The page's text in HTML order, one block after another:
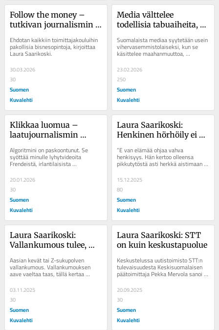
Follow the money –
tutkivan journalismin
journalismia itseään
Ehdotan kaikkiin toimittajakouluihin
pakollisia bisnesopintoja, kirjoittaa
Laura Saarikoski.
30.03.2026
30
Suomen
Kuvalehti
Media välttelee
todellisia tabuaiheita,
ei ole yksi niistä
Suomalaista mediaa syytetään usein
vihervasemmistolaiseksi, kun se
käsittelee maahanmuuttoa,
suaalivähemmistöjä. Logiikka...
23.02.2026
250
Suomen
Kuvalehti
Klikkaa luomua –
laatujournalismin
erottautua
tekoälytauhkasta
Algoritmini on paskoontunut. Se
syöttää minulle lyhytvideoita
Frendeistä, irlantilaisista
steppaajista ja intialaisista standup-
koomikoista, koska...
20.01.2026
30
Suomen
Kuvalehti
Laura Saarikoski:
Henkinen hörhöily ei
”E van elämää ohjaa vahva
henkisyys. Hän kertoo olleensa
pikkutytöstä asti herkkä aistimaan
energioita ja avoin näkymättömälle...
15.12.2025
80
Suomen
Kuvalehti
Laura Saarikoski:
Vallankumous tulee,
kertaa hyvä vai huono?
Aasian kevät tai Z-sukupolven
vallanku­mous. Vallankumouksen
aave vaeltaa taas, tällä kertaa
Aasian halki. Protestit ovat
levinneet...
03.11.2025
30
Suomen
Kuvalehti
Laura Saarikoski: STT
on kuin keskustapuolue
Keskustelussa uutistoimisto STT:n
tulevaisuudesta Keskisuomalaisen
päätoimittaja Pekka Mervola sanoi
ääneen sen, mitä muut eivät. ”STT
tekee...
20.09.2025
30
Suomen
Kuvalehti